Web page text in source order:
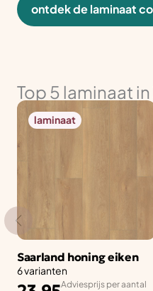
ontdek de laminaat
Top 5 laminaat
laminaat
Saarland honing eiken
6 varianten
Adviesprijs per aantal